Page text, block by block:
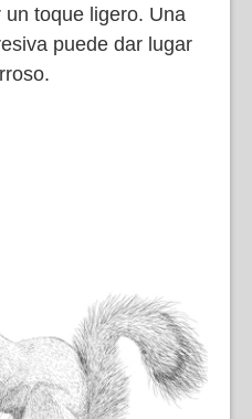
toque ligero. Una
puede dar lugar